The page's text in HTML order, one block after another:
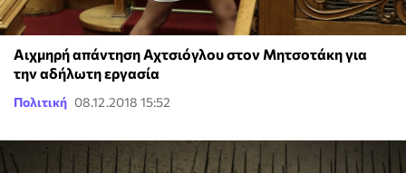
Αιχμηρή απάντηση Αχτσιόγλου στον Μητσοτάκη για
την αδήλωτη εργασία
Πολιτική 08.12.2018 15:52